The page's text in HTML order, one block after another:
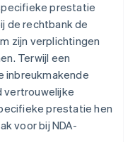
prestatie
de rechtbank de
zijn verplichtingen
Terwijl een
inbreukmakende
vertrouwelijke
prestatie hen
voor bij NDA-